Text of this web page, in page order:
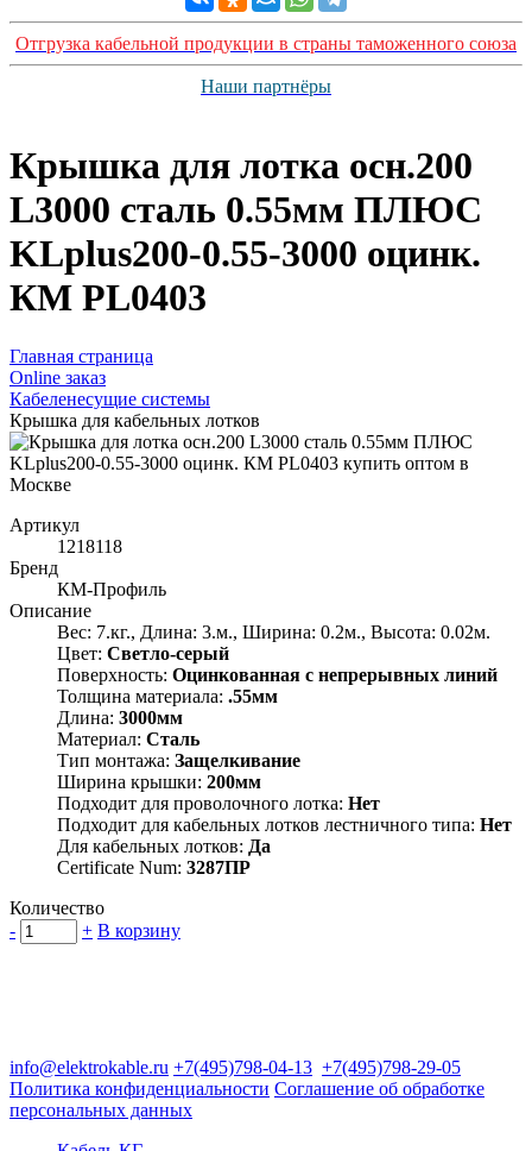
Отгрузка кабельной продукции в страны таможенного союза
Наши партнёры
Крышка для лотка осн.200
L3000 сталь 0.55мм ПЛЮС
KLplus200-0.55-3000 оцинк.
КМ PL0403
Главная страница
Оnline заказ
Кабеленесущие системы
Крышка для кабельных лотков
Артикул
1218118
Бренд
КМ-Профиль
Описание
Вес: 7.кг., Длина: 3.м., Ширина: 0.2м., Высота: 0.02м.
Цвет: Светло-серый
Поверхность: Оцинкованная с непрерывных линий
Толщина материала: .55мм
Длина: 3000мм
Материал: Сталь
Тип монтажа: Защелкивание
Ширина крышки: 200мм
Подходит для проволочного лотка: Нет
Подходит для кабельных лотков лестничного типа: Нет
Для кабельных лотков: Да
Certificate Num: 3287ПР
Количество
-
+ В корзину
info@elektrokable.ru +7(495)798-04-13 +7(495)798-29-05
Политика конфиденциальности Соглашение об обработке
персональных данных